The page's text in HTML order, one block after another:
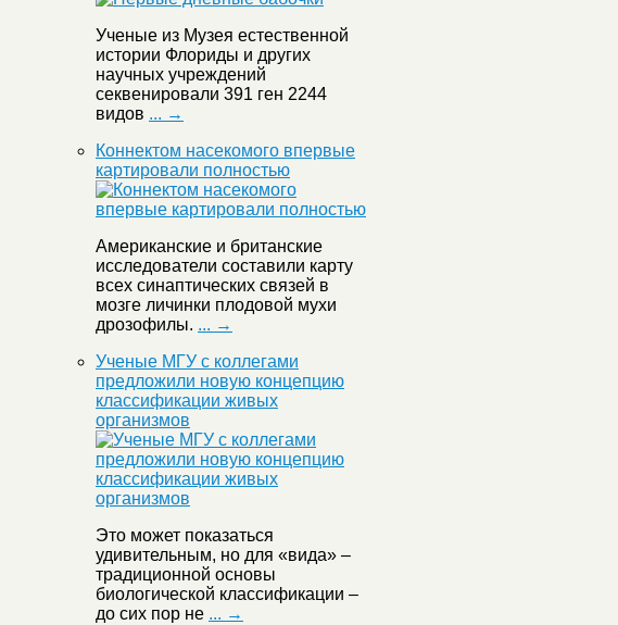
Ученые из Музея естественной
истории Флориды и других
научных учреждений
секвенировали 391 ген 2244
видов ... →
Коннектом насекомого впервые
картировали полностью
Американские и британские
исследователи составили карту
всех синаптических связей в
мозге личинки плодовой мухи
дрозофилы. ... →
Ученые МГУ с коллегами
предложили новую концепцию
классификации живых
организмов
Это может показаться
удивительным, но для «вида» –
традиционной основы
биологической классификации –
до сих пор не ... →